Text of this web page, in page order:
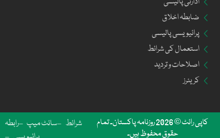
ضابطہ اخلاق
پرائیویسی پالیسی
استعمال کی شرائط
اصلاحات و تردید
کریئرز
رابطہ سائٹ میپ
شرائط
کاپی رائٹ © 2026 روزنامہ پاکستان۔ تمام
حقوق محفوظ ہیں۔